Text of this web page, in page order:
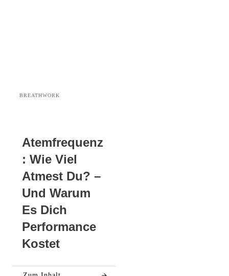
BREATHWORK
Atemfrequenz
: Wie Viel
Atmest Du? –
Und Warum
Es Dich
Performance
Kostet